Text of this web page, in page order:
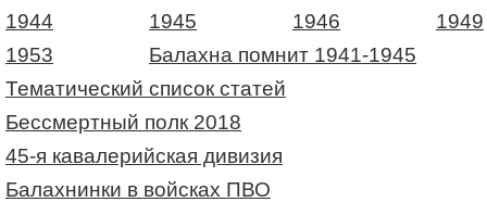
1944
1945 1946
1949
1953
Балахна помнит 1941-1945
Тематический список статей
Бессмертный полк 2018
45-я кавалерийская дивизия
Балахнинки в войсках ПВО